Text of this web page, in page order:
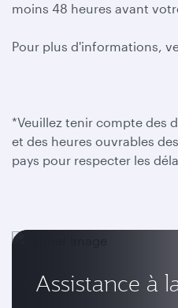
moins 48 heures avant
Pour plus d'informations,
*Veuillez tenir compte des
et des heures ouvrables
pays pour respecter les
Assistance à